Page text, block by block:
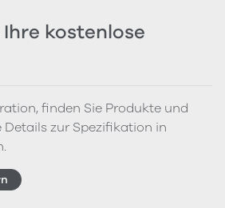
kostenlose
finden Sie Produkte und
zur Spezifikation in